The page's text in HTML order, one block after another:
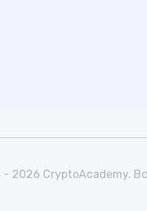
2026 CryptoAcademy.